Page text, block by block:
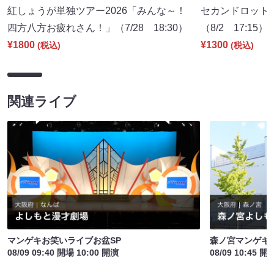
紅しょうが単独ツアー2026「みんな～！
四方八方お疲れさん！」（7/28 18:30）
¥1800 (税込)
セカンドロット
（8/2 17:15）
¥1300 (税込)
関連ライブ
マンゲキお笑いライブお盆SP
08/09 09:40 開場 10:00 開演
森ノ宮マンゲキ
08/09 10:45 開